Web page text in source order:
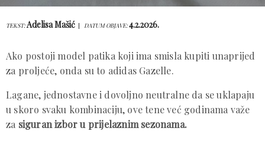
TEKST:Adelisa Mašić DATUM OBJAVE:4.2.2026.
Ako postoji model patika koji ima smisla kupiti unaprijed
za proljeće, onda su to adidas Gazelle.
Lagane, jednostavne i dovoljno neutralne da se uklapaju
u skoro svaku kombinaciju, ove tene već godinama važe
za siguran izbor u prijelaznim sezonama.